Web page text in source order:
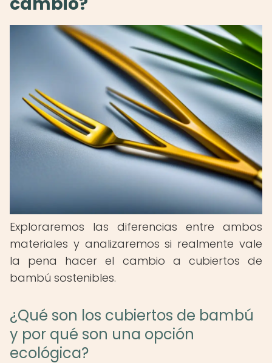
Exploraremos las diferencias entre ambos
materiales y analizaremos si realmente vale
la pena hacer el cambio a cubiertos de
bambú sostenibles.
¿Qué son los cubiertos de bambú
y por qué son una opción
ecológica?